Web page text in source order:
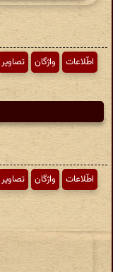
اطّلاعات واژگان تصاویر
اطّلاعات واژگان تصاویر